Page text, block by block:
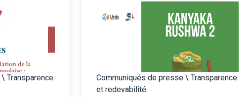
\ Transparence
Communiqués de presse \ Transparence
et redevabilité